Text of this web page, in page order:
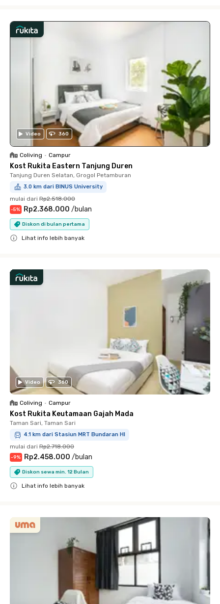
Video 360
Coliving • Campur
Kost Rukita Eastern Tanjung Duren
Tanjung Duren Selatan, Grogol Petamburan
3.0 km dari BINUS University
mulai dari Rp2.518.000
-5% Rp2.368.000 /bulan
Diskon di bulan pertama
Lihat info lebih banyak
Video 360
Coliving • Campur
Kost Rukita Keutamaan Gajah Mada
Taman Sari, Taman Sari
4.1 km dari Stasiun MRT Bundaran HI
mulai dari Rp2.718.000
-9% Rp2.458.000 /bulan
Diskon sewa min. 12 Bulan
Lihat info lebih banyak